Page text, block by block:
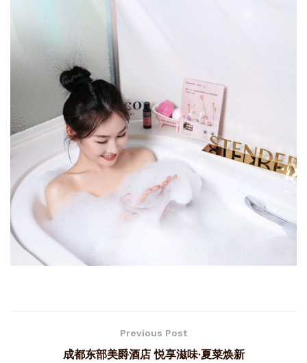
Previous Post
成都东部美爵酒店 悦享滋味·夏菜焕新